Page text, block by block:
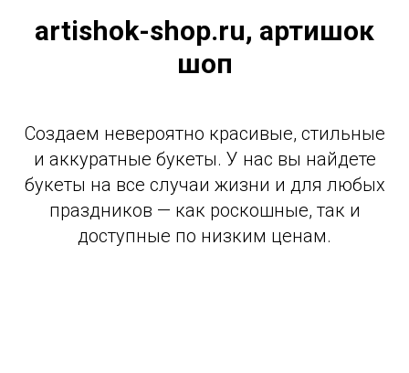
artishok-shop.ru, артишок
шоп
Создаем невероятно красивые, стильные
и аккуратные букеты. У нас вы найдете
букеты на все случаи жизни и для любых
праздников — как роскошные, так и
доступные по низким ценам.